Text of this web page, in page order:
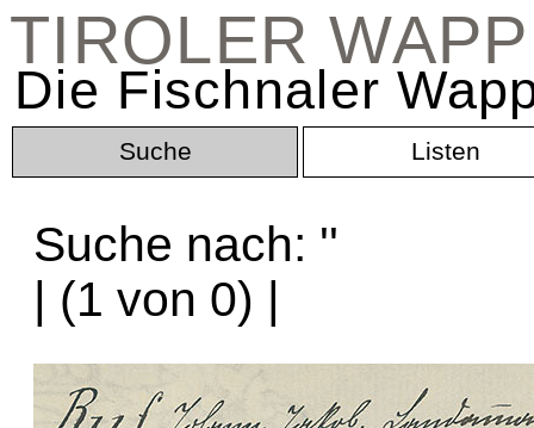
TIROLER
Die Fischnaler
Suche Listen
Suche nach: ''
| (1 von 0) |